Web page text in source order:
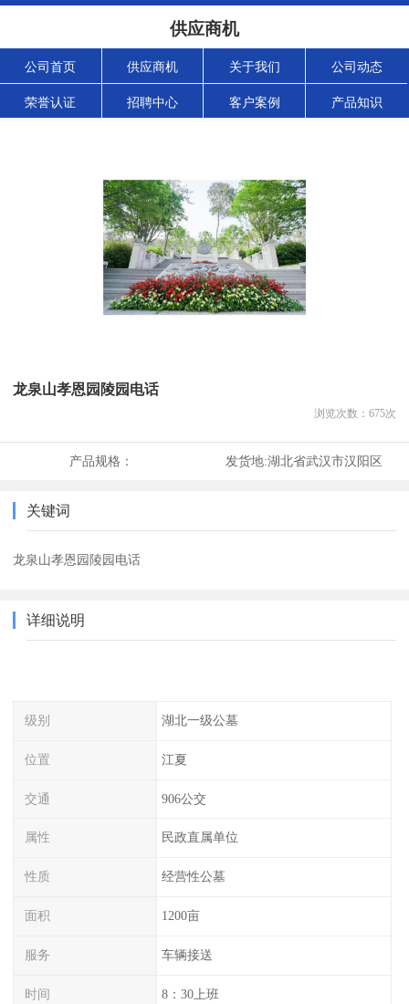
供应商机
公司首页 供应商机 关于我们 公司动态
荣誉认证 招聘中心 客户案例 产品知识
龙泉山孝恩园陵园电话
浏览次数： 675次
产品规格： 发货地:湖北省武汉市汉阳区
关键词
龙泉山孝恩园陵园电话
详细说明
级别 湖北一级公墓
位置 江夏
交通 906公交
属性 民政直属单位
性质 经营性公墓
面积 1200亩
服务 车辆接送
时间 8：30上班